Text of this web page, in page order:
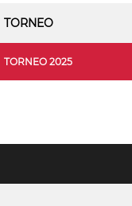
TORNEO
TORNEO 2025